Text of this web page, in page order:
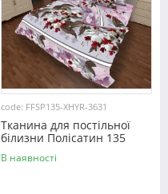
code: FFSP135-XHYR-3631
Тканина для постільної
білизни Полісатин 135
SP135-XHYR-3631 (60м)
В наявності